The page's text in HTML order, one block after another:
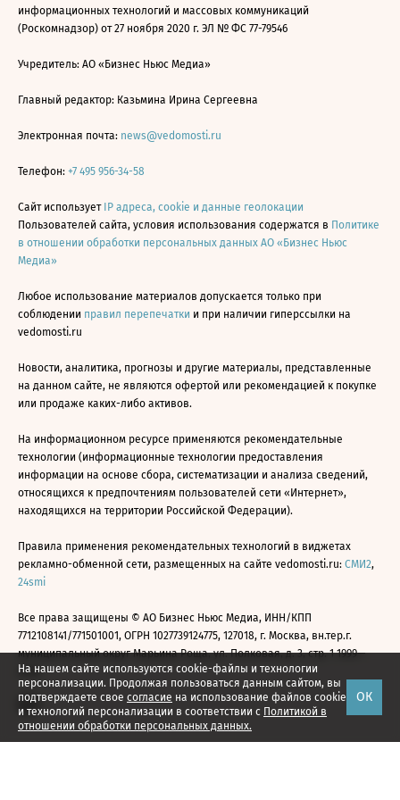
На нашем сайте используются cookie-файлы и технологии
персонализации. Продолжая пользоваться данным сайтом, вы
подтверждаете свое согласие на использование файлов cookie
и технологий персонализации в соответствии с Политикой в
отношении обработки персональных данных.
ОК
информационных технологий и массовых коммуникаций
(Роскомнадзор) от 27 ноября 2020 г. ЭЛ № ФС 77-79546
Учредитель: АО «Бизнес Ньюс Медиа»
Главный редактор: Казьмина Ирина Сергеевна
Электронная почта: news@vedomosti.ru
Телефон: +7 495 956-34-58
Сайт использует IP адреса, cookie и данные геолокации
Пользователей сайта, условия использования содержатся в Политике
в отношении обработки персональных данных АО «Бизнес Ньюс
Медиа»
Любое использование материалов допускается только при
соблюдении правил перепечатки и при наличии гиперссылки на
vedomosti.ru
Новости, аналитика, прогнозы и другие материалы, представленные
на данном сайте, не являются офертой или рекомендацией к покупке
или продаже каких-либо активов.
На информационном ресурсе применяются рекомендательные
технологии (информационные технологии предоставления
информации на основе сбора, систематизации и анализа сведений,
относящихся к предпочтениям пользователей сети «Интернет»,
находящихся на территории Российской Федерации).
Правила применения рекомендательных технологий в виджетах
рекламно-обменной сети, размещенных на сайте vedomosti.ru: СМИ2,
24smi
Все права защищены © АО Бизнес Ньюс Медиа, ИНН/КПП
7712108141/771501001, ОГРН 1027739124775, 127018, г. Москва, вн.тер.г.
муниципальный округ Марьина Роща, ул. Полковая, д. 3, стр. 1 1999—
2026